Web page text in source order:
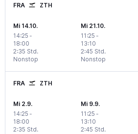
FRA ZTH
Mi 14.10.
14:25 -
18:00
Nonstop
2:35 Std.
Mi 21.10.
11:25 -
13:10
Nonstop
2:45 Std.
FRA ZTH
Mi 2.9.
14:25 -
18:00
2:35 Std.
Mi 9.9.
11:25 -
13:10
2:45 Std.